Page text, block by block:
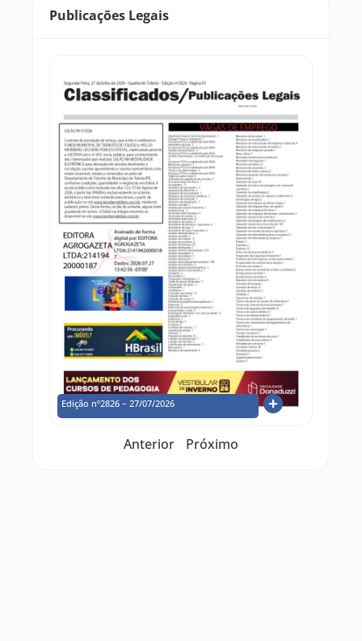
Publicações Legais
Edição nº2826 – 27/07/2026
Anterior Próximo